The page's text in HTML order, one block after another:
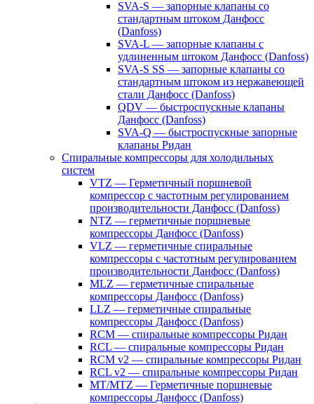
SVA-S — запорные клапаны со
стандартным штоком Данфосс
(Danfoss)
SVA-L — запорные клапаны с
удлиненным штоком Данфосс (Danfoss)
SVA-S SS — запорные клапаны со
стандартным штоком из нержавеющей
стали Данфосс (Danfoss)
QDV — быстроспускные клапаны
Данфосс (Danfoss)
SVA-Q — быстроспускные запорные
клапаны Ридан
Спиральные компрессоры для холодильных
систем
VTZ — Герметичный поршневой
компрессор с частотным регулированием
производительности Данфосс (Danfoss)
NTZ — герметичные поршневые
компрессоры Данфосс (Danfoss)
VLZ — герметичные спиральные
компрессоры с частотным регулированием
производительности Данфосс (Danfoss)
MLZ — герметичные спиральные
компрессоры Данфосс (Danfoss)
LLZ — герметичные спиральные
компрессоры Данфосс (Danfoss)
RCM — спиральные компрессоры Ридан
RCL — спиральные компрессоры Ридан
RCM v2 — спиральные компрессоры Ридан
RCL v2 — спиральные компрессоры Ридан
MT/MTZ — Герметичные поршневые
компрессоры Данфосс (Danfoss)